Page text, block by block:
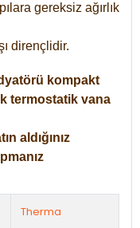
gereksiz ağırlık
dirençlidir.
kompakt
termostatik vana
aldığınız
Therma